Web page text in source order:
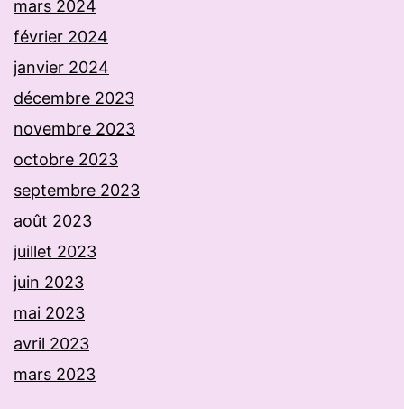
mars 2024
février 2024
janvier 2024
décembre 2023
novembre 2023
octobre 2023
septembre 2023
août 2023
juillet 2023
juin 2023
mai 2023
avril 2023
mars 2023